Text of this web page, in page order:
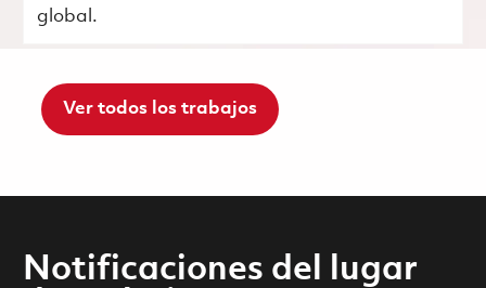
global.
Ver todos los trabajos
Notificaciones del lugar